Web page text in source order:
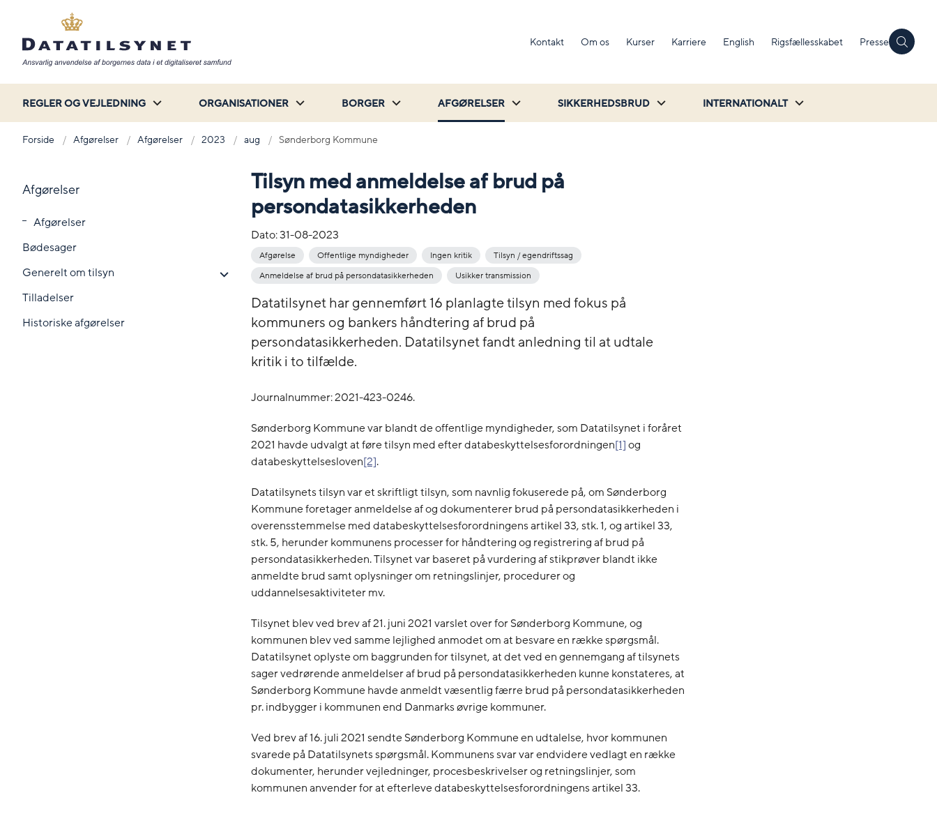
Kontakt Om os Kurser Karriere English Rigsfællesskabet Presse
REGLER OG VEJLEDNING ORGANISATIONER BORGER AFGØRELSER SIKKERHEDSBRUD INTERNATIONALT
Forside Afgørelser Afgørelser 2023 aug Sønderborg Kommune
Afgørelser
Afgørelser
Bødesager
Generelt om tilsyn
Tilladelser
Historiske afgørelser
Tilsyn med anmeldelse af brud på
persondatasikkerheden
Dato:31-08-2023
Afgørelse Offentlige myndigheder Ingen kritik
Tilsyn / egendriftssag
Anmeldelse af brud på persondatasikkerheden
Usikker transmission
Datatilsynet har gennemført 16 planlagte tilsyn med fokus på
kommuners og bankers håndtering af brud på
persondatasikkerheden. Datatilsynet fandt anledning til at udtale
kritik i to tilfælde.
Journalnummer: 2021-423-0246.
Sønderborg Kommune var blandt de offentlige myndigheder, som Datatilsynet i foråret
2021 havde udvalgt at føre tilsyn med efter databeskyttelsesforordningen[1]og
databeskyttelsesloven[2].
Datatilsynets tilsyn var et skriftligt tilsyn, som navnlig fokuserede på, om Sønderborg
Kommune foretager anmeldelse af og dokumenterer brud på persondatasikkerheden i
overensstemmelse med databeskyttelsesforordningens artikel 33, stk. 1, og artikel 33,
stk. 5, herunder kommunens processer for håndtering og registrering af brud på
persondatasikkerheden. Tilsynet var baseret på vurdering af stikprøver blandt ikke
anmeldte brud samt oplysninger om retningslinjer, procedurer og
uddannelsesaktiviteter mv.
Tilsynet blev ved brev af 21. juni 2021 varslet over for Sønderborg Kommune, og
kommunen blev ved samme lejlighed anmodet om at besvare en række spørgsmål.
Datatilsynet oplyste om baggrunden for tilsynet, at det ved en gennemgang af tilsynets
sager vedrørende anmeldelser af brud på persondatasikkerheden kunne konstateres, at
Sønderborg Kommune havde anmeldt væsentlig færre brud på persondatasikkerheden
pr. indbygger i kommunen end Danmarks øvrige kommuner.
Ved brev af 16. juli 2021 sendte Sønderborg Kommune en udtalelse, hvor kommunen
svarede på Datatilsynets spørgsmål. Kommunens svar var endvidere vedlagt en række
dokumenter, herunder vejledninger, procesbeskrivelser og retningslinjer, som
kommunen anvender for at efterleve databeskyttelsesforordningens artikel 33.